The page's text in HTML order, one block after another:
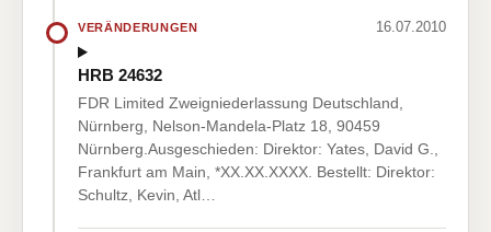
VERÄNDERUNGEN 16.07.2010
HRB 24632
FDR Limited Zweigniederlassung Deutschland,
Nürnberg, Nelson-Mandela-Platz 18, 90459
Nürnberg.Ausgeschieden: Direktor: Yates, David G.,
Frankfurt am Main, *XX.XX.XXXX. Bestellt: Direktor:
Schultz, Kevin, Atl…